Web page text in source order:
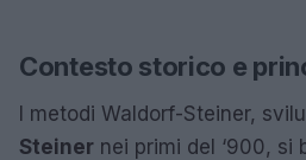
Contesto storico e
I metodi Waldorf-Steiner,
Steiner nei primi del ‘900, si